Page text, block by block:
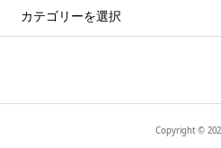
Copyright ©